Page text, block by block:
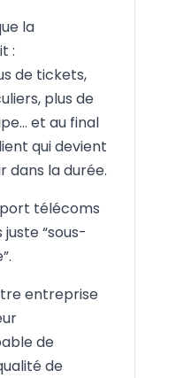
la
:
de tickets,
plus de
et au final
qui devient
dans la durée.
télécoms
juste “sous-
entreprise
de
de